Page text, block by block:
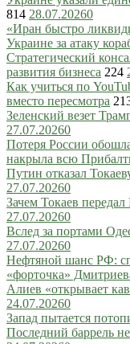
814 28.07.20260
«Иран быстро
Украине за атаку
Стратегический
развития бизнеса 224
Как учиться по
вместо пересмотра
Зеленский везет
27.07.20260
Потеря России
накрыла всю
Путин отказал
27.07.20260
Зачем Токаев
27.07.20260
Вслед за портами
27.07.20260
Нефтяной шанс РФ:
«форточка»
Алиев «открывает
24.07.20260
Запад пытается
Последний баррель